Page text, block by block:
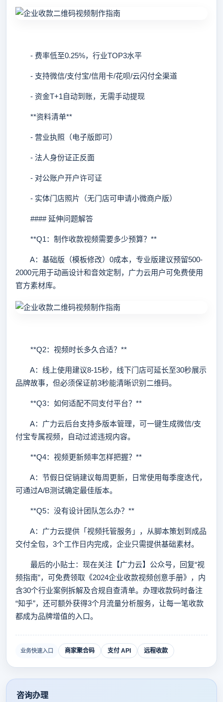
- 费率低至0.25%，行业TOP3水平
- 支持微信/支付宝/信用卡/花呗/云闪付全渠道
- 资金T+1自动到账，无需手动提现
**资料清单**
- 营业执照（电子版即可）
- 法人身份证正反面
- 对公账户开户许可证
- 实体门店照片（无门店可申请小微商户版）
#### 延伸问题解答
**Q1：制作收款视频需要多少预算？**
A：基础版（模板修改）0成本，专业版建议预留500-
2000元用于动画设计和音效定制，广力云用户可免费使用
官方素材库。
**Q2：视频时长多久合适？**
A：线上使用建议8-15秒，线下门店可延长至30秒展示
品牌故事，但必须保证前3秒能清晰识别二维码。
**Q3：如何适配不同支付平台？**
A：广力云后台支持多版本管理，可一键生成微信/支
付宝专属视频，自动过滤违规内容。
**Q4：视频更新频率怎样把握？**
A：节假日促销建议每周更新，日常使用每季度迭代，
可通过A/B测试确定最佳版本。
**Q5：没有设计团队怎么办？**
A：广力云提供「视频托管服务」，从脚本策划到成品
交付全包，3个工作日内完成，企业只需提供基础素材。
最后的小贴士：现在关注【广力云】公众号，回复“视
频指南”，可免费领取《2024企业收款视频创意手册》，内
含30个行业案例拆解及合规自查清单。办理收款码时备注
“知乎”，还可额外获得3个月流量分析服务，让每一笔收款
都成为品牌增值的入口。
业务快速入口 商家聚合码 支付 API 远程收款
咨询办理